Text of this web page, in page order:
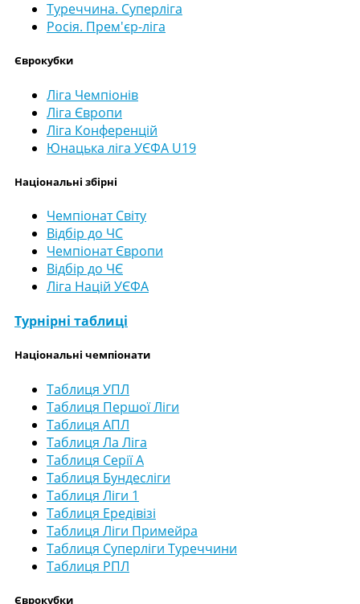
Туреччина. Суперліга
Росія. Прем'єр-ліга
Єврокубки
Ліга Чемпіонів
Ліга Європи
Ліга Конференцій
Юнацька ліга УЄФА U19
Національні збірні
Чемпіонат Світу
Відбір до ЧС
Чемпіонат Європи
Відбір до ЧЄ
Ліга Націй УЄФА
Турнірні таблиці
Національні чемпіонати
Таблиця УПЛ
Таблиця Першої Ліги
Таблиця АПЛ
Таблиця Ла Ліга
Таблиця Серії А
Таблиця Бундесліги
Таблиця Ліги 1
Таблиця Ередівізі
Таблиця Ліги Примейра
Таблиця Суперліги Туреччини
Таблиця РПЛ
Єврокубки